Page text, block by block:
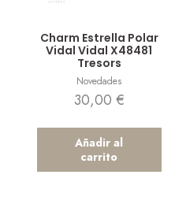
Charm Estrella Polar
Vidal Vidal X48481
Tresors
Novedades
30,00 €
Añadir al
carrito